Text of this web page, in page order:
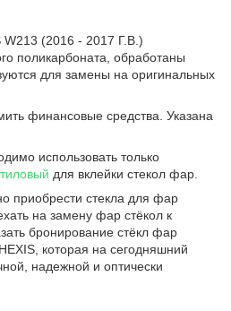
(2016 - 2017 Г.В.)
поликарбоната, обработаны
для замены на оригинальных
финансовые средства. Указана
использовать только
для вклейки стекол фар.
приобрести стекла для фар
на замену фар стёкол к
бронирование стёкл фар
которая на сегодняшний
надежной и оптически